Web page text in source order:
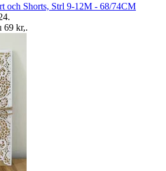
och Shorts, Strl 9-12M - 68/74CM
.
69 kr,.